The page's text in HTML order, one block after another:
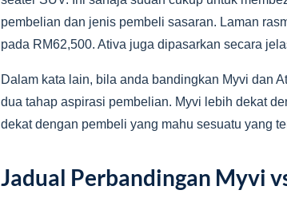
pembelian dan jenis pembeli sasaran. Laman
pada RM62,500. Ativa juga dipasarkan secara
Dalam kata lain, bila anda bandingkan Myvi dan
dua tahap aspirasi pembelian. Myvi lebih dekat
dekat dengan pembeli yang mahu sesuatu yang
Jadual Perbandingan Myvi